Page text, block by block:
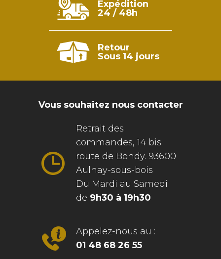
Expédition
24 / 48h
Retour
Sous 14 jours
Vous souhaitez nous contacter
Retrait des
commandes, 14 bis
route de Bondy. 93600
Aulnay-sous-bois
Du Mardi au Samedi
de 9h30 à 19h30
Appelez-nous au :
01 48 68 26 55